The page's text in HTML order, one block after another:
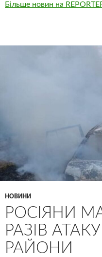
Більше новин на
НОВИНИ
РОСІЯНИ
РАЗІВ
РАЙОНИ